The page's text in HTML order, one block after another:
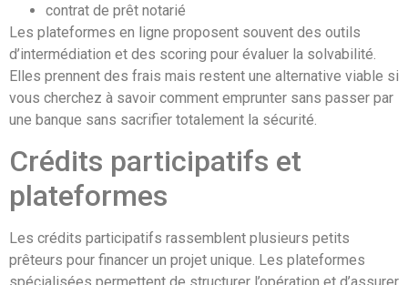
contrat de prêt notarié
Les plateformes en ligne proposent souvent des outils
d’intermédiation et des scoring pour évaluer la solvabilité.
Elles prennent des frais mais restent une alternative viable si
vous cherchez à savoir comment emprunter sans passer par
une banque sans sacrifier totalement la sécurité.
Crédits participatifs et
plateformes
Les crédits participatifs rassemblent plusieurs petits
prêteurs pour financer un projet unique. Les plateformes